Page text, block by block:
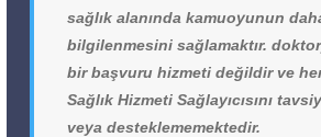
sağlık alanında kamuoyunun
bilgilenmesini sağlamaktır.
bir başvuru hizmeti değildir ve
Sağlık Hizmeti Sağlayıcısını
veya desteklememektedir.